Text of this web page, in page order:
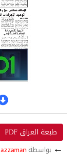
طبعة العراق PDF
← بواسطة azzaman